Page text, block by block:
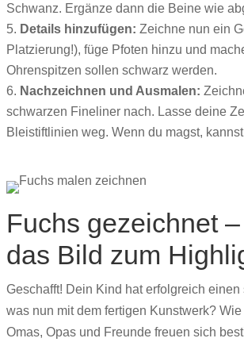
Schwanz. Ergänze dann die Beine wie
Details hinzufügen: Zeichne nun ein
Platzierung!), füge Pfoten hinzu und
Ohrenspitzen sollen schwarz werden.
Nachzeichnen und Ausmalen:
schwarzen Fineliner nach. Lasse deine
Bleistiftlinien weg. Wenn du magst,
Fuchs gezeichnet –
das Bild zum
Geschafft! Dein Kind haterfolgreich einen
was nun mitdem fertigen Kunstwerk? Wie
Omas, Opas und Freunde freuen sich